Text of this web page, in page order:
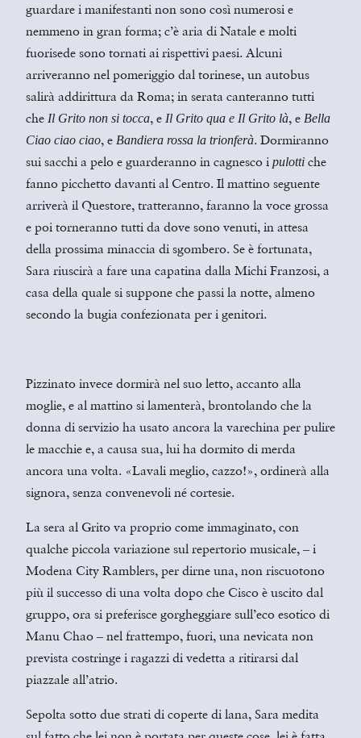
guardare i manifestanti non sono così numerosi e
nemmeno in gran forma; c’è aria di Natale e molti
fuorisede sono tornati ai rispettivi paesi. Alcuni
arriveranno nel pomeriggio dal torinese, un autobus
salirà addirittura da Roma; in serata canteranno tutti
che Il Grito non si tocca, e Il Grito qua e Il Grito là, e Bella
Ciao ciao ciao, e Bandiera rossa la trionferà. Dormiranno
sui sacchi a pelo e guarderanno in cagnesco i pulotti che
fanno picchetto davanti al Centro. Il mattino seguente
arriverà il Questore, tratteranno, faranno la voce grossa
e poi torneranno tutti da dove sono venuti, in attesa
della prossima minaccia di sgombero. Se è fortunata,
Sara riuscirà a fare una capatina dalla Michi Franzosi, a
casa della quale si suppone che passi la notte, almeno
secondo la bugia confezionata per i genitori.
Pizzinato invece dormirà nel suo letto, accanto alla
moglie, e al mattino si lamenterà, brontolando che la
donna di servizio ha usato ancora la varechina per pulire
le macchie e, a causa sua, lui ha dormito di merda
ancora una volta. «Lavali meglio, cazzo!», ordinerà alla
signora, senza convenevoli né cortesie.
La sera al Grito va proprio come immaginato, con
qualche piccola variazione sul repertorio musicale, – i
Modena City Ramblers, per dirne una, non riscuotono
più il successo di una volta dopo che Cisco è uscito dal
gruppo, ora si preferisce gorgheggiare sull’eco esotico di
Manu Chao – nel frattempo, fuori, una nevicata non
prevista costringe i ragazzi di vedetta a ritirarsi dal
piazzale all’atrio.
Sepolta sotto due strati di coperte di lana, Sara medita